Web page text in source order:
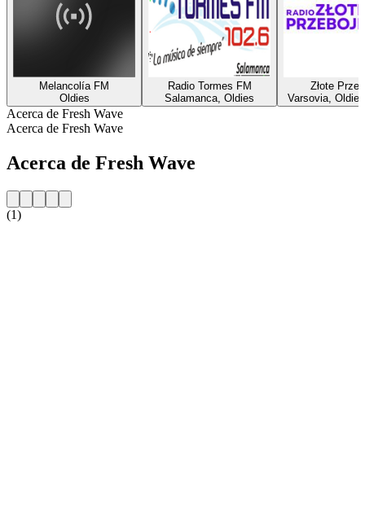
Melancolía FM
Oldies
Radio Tormes FM
Salamanca, Oldies
Złote
Varsovia,
Acerca de Fresh Wave
Acerca de Fresh Wave
Acerca de Fresh Wave
(1)